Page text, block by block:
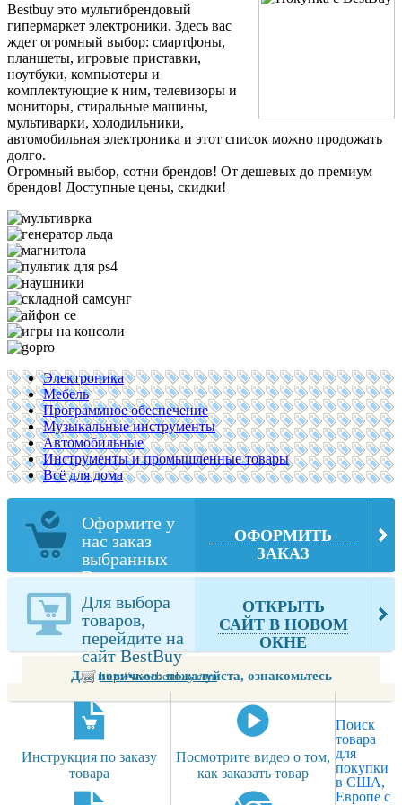
Bestbuy это мультибрендовый
гипермаркет электроники. Здесь вас
ждет огромный выбор: смартфоны,
планшеты, игровые приставки,
ноутбуки, компьютеры и
комплектующие к ним, телевизоры и
мониторы, стиральные машины,
мультиварки, холодильники,
автомобильная электроника и этот список можно продожать
долго.
Огромный выбор, сотни брендов! От дешевых до премиум
брендов! Доступные цены, скидки!
Электроника
Мебель
Программное обеспечение
Музыкальные инструменты
Автомобильные
Инструменты и промышленные товары
Всё для дома
Оформите у
нас заказ
выбранных
Вами товаров
из BestBuy
ОФОРМИТЬ
ЗАКАЗ
Для выбора
товаров,
перейдите на
сайт BestBuy
http://www.bestbuy.com
ОТКРЫТЬ
САЙТ В НОВОМ
ОКНЕ
Для новичков: пожалуйста, ознакомьтесь
Инструкция по заказу
товара
Посмотрите видео о том,
как заказать товар
Поиск
товара
для
покупки
в США,
Европе с